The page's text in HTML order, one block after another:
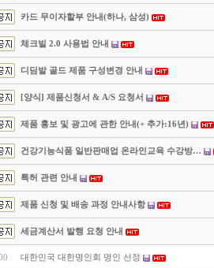
카드 무이자할부 안내(하나, 삼성)
체크빌 2.0 사용법 안내
디딤발 골드 제품 구성변경 안내
[양식] 제품신청서 & A/S 요청서
제품 홍보 및 광고에 관한 안내(+ 추가:16년)
건강기능식품 일반판매업 온라인교육 수강방…
특허 관련 안내
제품 신청 및 배송 과정 안내사항
세금계산서 발행 요청 안내
대한민국 대한명인회 명인 선정